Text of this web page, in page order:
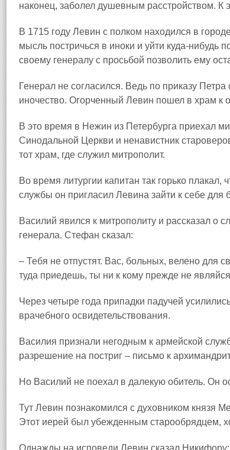
наконец, заболел душевным расстройством. К
В 1715 году Левин с полком находился в
мысль постричься в иноки и уйти куда‑нибудь
своему генералу с просьбой позволить ему
Генерал не согласился. Ведь по приказу
иночество. Огорченный Левин пошел в храм к
В это время в Нежин из Петербурга приехал
Синодальной Церкви и ненавистник
тот храм, где служил митрополит.
Во время литургии капитан так горько
службы он пригласил Левина зайти к себе для
Василий явился к митрополиту и рассказал о
генерала. Стефан сказал:
– Тебя не отпустят. Вас, больных, велено для
туда приедешь, ты ни к кому прежде не
Через четыре года припадки падучей
врачебного освидетельствования.
Василия признали негодным к армейской
разрешение на постриг – письмо к
Но Василий не поехал в далекую обитель. Он
Тут Левин познакомился с духовником князя
Этот иерей был убежденным старообрядцем,
Однажды на исповеди Левин сказал Никифору: